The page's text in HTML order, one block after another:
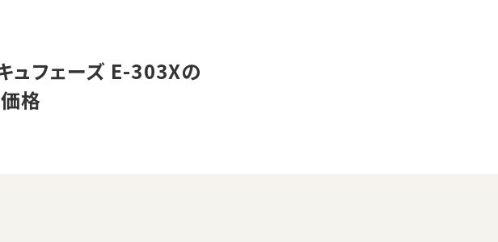
ュフェーズ E-303Xの
格